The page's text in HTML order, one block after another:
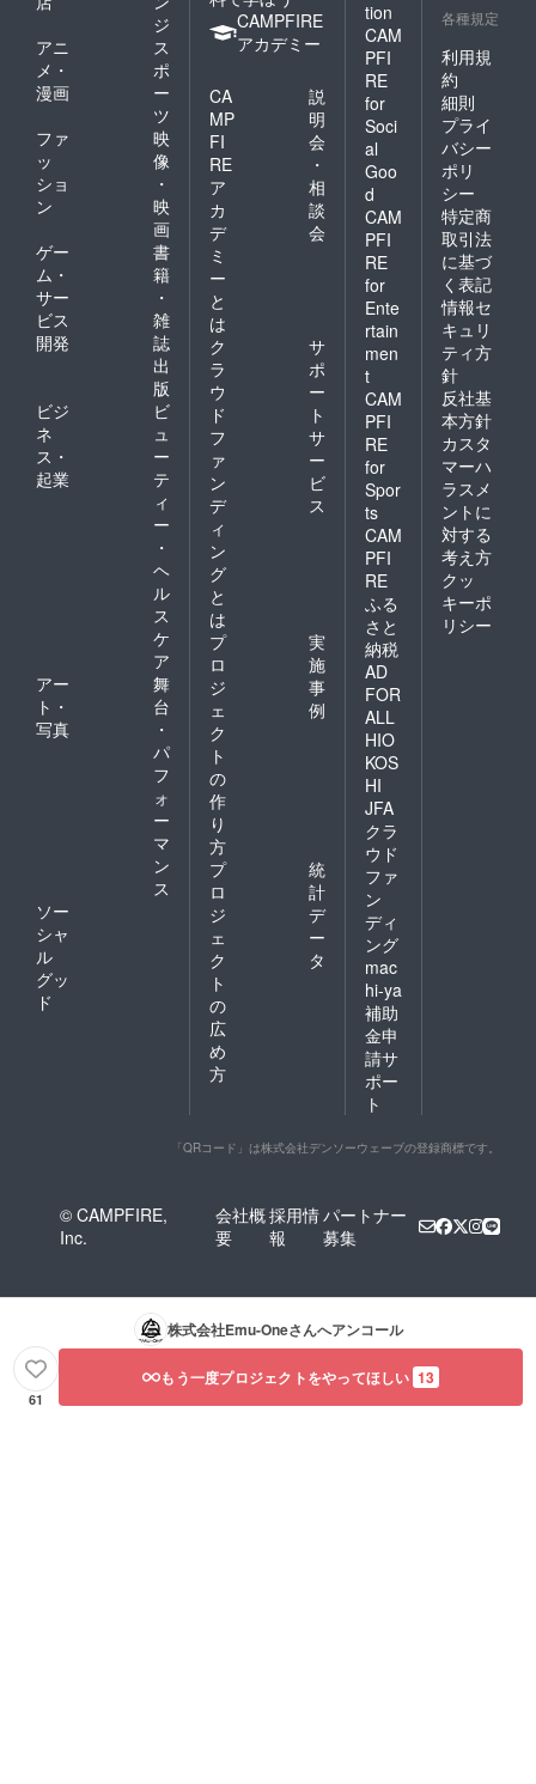
ジ
アニ
メ・
漫画
ス
ポ
ー
ツ
ファ
ッ
ショ
ン
映
像
・
映
画
ゲー
ム・
サー
ビス
開発
書
籍
・
雑
誌
出
版
ビジ
ネ
ス・
起業
ビ
ュ
ー
テ
ィ
ー
・
ヘ
ル
ス
ケ
ア
アー
ト・
写真
舞
台
・
パ
フ
ォ
ー
マ
ン
ス
ソー
シャ
ル
グッ
ド
CAMPFIRE
アカデミー
CA
MP
FI
RE
ア
カ
デ
ミ
ー
と
は
説
明
会
・
相
談
会
ク
ラ
ウ
ド
フ
ァ
ン
デ
ィ
ン
グ
と
は
サ
ポ
ー
ト
サ
ー
ビ
ス
プ
ロ
ジ
ェ
ク
ト
の
作
り
方
実
施
事
例
プ
ロ
ジ
ェ
ク
ト
の
広
め
方
統
計
デ
ー
タ
tion
CAM
PFI
RE
for
Soci
al
Goo
d
CAM
PFI
RE
for
Ente
rtain
men
t
CAM
PFI
RE
for
Spor
ts
CAM
PFI
RE
ふる
さと
納税
AD
FOR
ALL
HIO
KOS
HI
JFA
クラ
ウド
ファ
ン
ディ
ング
mac
hi-ya
補助
金申
請サ
ポー
ト
各種規定
利用規
約
細則
プライ
バシー
ポリ
シー
特定商
取引法
に基づ
く表記
情報セ
キュリ
ティ方
針
反社基
本方針
カスタ
マーハ
ラスメ
ントに
対する
考え方
クッ
キーポ
リシー
「QRコード」は株式会社デンソーウェーブの登録商標です。
© CAMPFIRE,
Inc.
会社概
要
採用情
報
パートナー
募集
株式会社Emu-Oneさんへアンコール
61
もう一度プロジェクトをやってほしい 13